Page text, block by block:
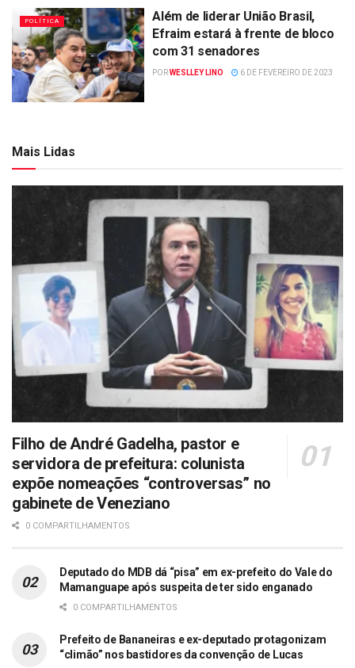
POLÍTICA
Além de liderar União Brasil,
Efraim estará à frente de bloco
com 31 senadores
PORWESLLEY LINO 6 DE FEVEREIRO DE 2023
Mais Lidas
Filho de André Gadelha, pastor e
servidora de prefeitura: colunista
expõe nomeações “controversas” no
gabinete de Veneziano
0 COMPARTILHAMENTOS
Deputado do MDB dá “pisa” em ex-prefeito do Vale do
Mamanguape após suspeita de ter sido enganado
0 COMPARTILHAMENTOS
Prefeito de Bananeiras e ex-deputado protagonizam
“climão” nos bastidores da convenção de Lucas